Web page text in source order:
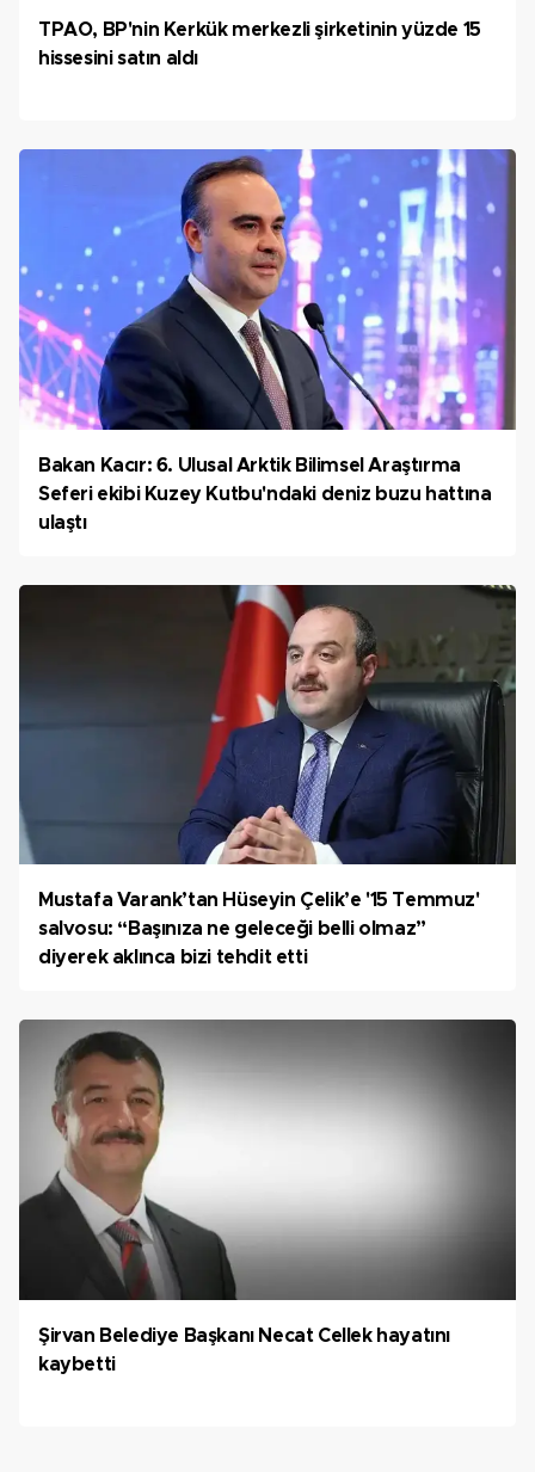
TPAO, BP'nin Kerkük merkezli şirketinin yüzde 15
hissesini satın aldı
Bakan Kacır: 6. Ulusal Arktik Bilimsel Araştırma
Seferi ekibi Kuzey Kutbu'ndaki deniz buzu hattına
ulaştı
Mustafa Varank’tan Hüseyin Çelik’e '15 Temmuz'
salvosu: “Başınıza ne geleceği belli olmaz”
diyerek aklınca bizi tehdit etti
Şirvan Belediye Başkanı Necat Cellek hayatını
kaybetti